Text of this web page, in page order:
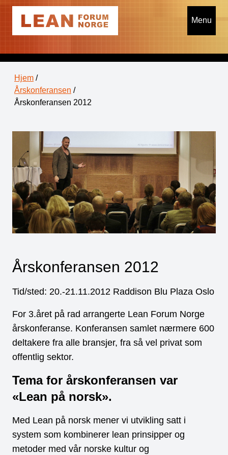
Menu
Hjem /
Årskonferansen /
Årskonferansen 2012
Årskonferansen 2012
Tid/sted: 20.-21.11.2012 Raddison Blu Plaza Oslo
For 3.året på rad arrangerte Lean Forum Norge
årskonferanse. Konferansen samlet nærmere 600
deltakere fra alle bransjer, fra så vel privat som
offentlig sektor.
Tema for årskonferansen var
«Lean på norsk».
Med Lean på norsk mener vi utvikling satt i
system som kombinerer lean prinsipper og
metoder med vår norske kultur og